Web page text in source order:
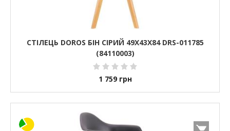
СТІЛЕЦЬ DOROS БІН СІРИЙ 49Х43Х84 DRS-011785
(84110003)
1 759 грн